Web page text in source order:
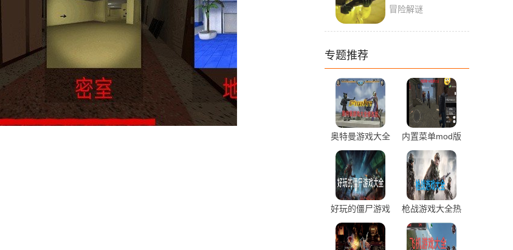
冒险解谜
专题推荐
奥特曼游戏大全
修改破解版
内置菜单mod版
游戏大全最新推
荐
好玩的僵尸游戏
大全免费推荐
枪战游戏大全热
度推荐